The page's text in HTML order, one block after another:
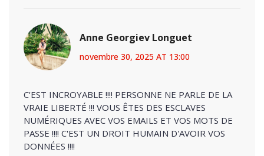
Anne Georgiev Longuet
novembre 30, 2025 AT 13:00
C'EST INCROYABLE !!!! PERSONNE NE PARLE DE LA
VRAIE LIBERTÉ !!! VOUS ÊTES DES ESCLAVES
NUMÉRIQUES AVEC VOS EMAILS ET VOS MOTS DE
PASSE !!!! C'EST UN DROIT HUMAIN D'AVOIR VOS
DONNÉES !!!!